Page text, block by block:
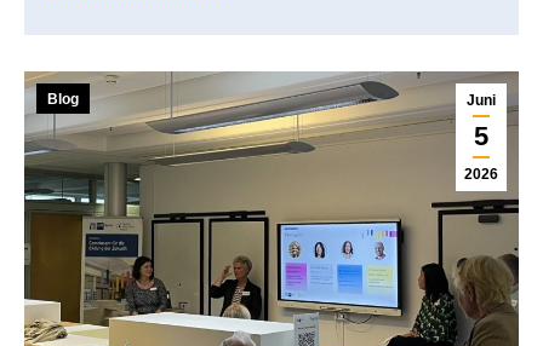
Juni
5
2026
Blog